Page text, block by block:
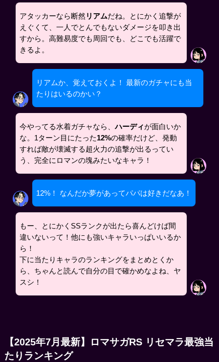
アタッカーなら断然 リアムだね。とにかく追撃が
えぐくて、一人でとんでもないダメージを叩き出
すから。高難易度でも周回でも、どこでも活躍で
きるよ。
リアムか、覚えておくよ！ 最新のガチャにも当
たりはいるのかい？
今やってる水着ガチャなら、ハーディが面白いか
な。1ターン目にたった12%の確率だけど、発動
すれば敵が壊滅する超火力の追撃が出るってい
う、完全にロマンの塊みたいなキャラ！
12%！ なんだか夢があってパパは好きだなあ！
もー、とにかくSSランクが出たら喜んどけば間
違いないって！他にも強いキャラいっぱいいるか
ら！
下に当たりキャラのランキングをまとめとくか
ら、ちゃんと読んで自分の目で確かめなよね、ヤ
スシ！
【2025年7月最新】ロマサガRS リセマラ最強当
たりランキング